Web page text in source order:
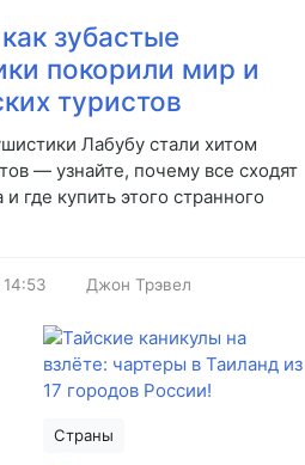
зубастые
покорили мир и
туристов
Лабубу стали хитом
— узнайте, почему все сходят
где купить этого странного
14:53 Джон Трэвел
Страны